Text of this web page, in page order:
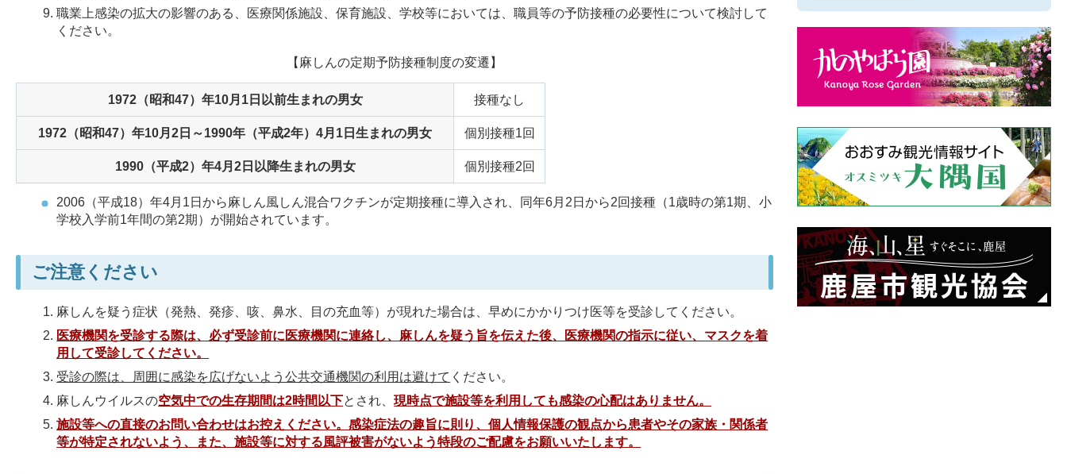
職業上感染の拡大の影響のある、医療関係施設、保育施設、学校等においては、職員等の予防接種の必要性について検討して
ください。
【麻しんの定期予防接種制度の変遷】
1972（昭和47）年10月1日以前生まれの男女 接種なし
1972（昭和47）年10月2日～1990年（平成2年）4月1日生まれの男女 個別接種1回
1990（平成2）年4月2日以降生まれの男女 個別接種2回
2006（平成18）年4月1日から麻しん風しん混合ワクチンが定期接種に導入され、同年6月2日から2回接種（1歳時の第1期、小
学校入学前1年間の第2期）が開始されています。
ご注意ください
麻しんを疑う症状（発熱、発疹、咳、鼻水、目の充血等）が現れた場合は、早めにかかりつけ医等を受診してください。
医療機関を受診する際は、必ず受診前に医療機関に連絡し、麻しんを疑う旨を伝えた後、医療機関の指示に従い、マスクを着
用して受診してください。
受診の際は、周囲に感染を広げないよう公共交通機関の利用は避けて ください。
麻しんウイルスの空気中での生存期間は2時間以下とされ、現時点で施設等を利用しても感染の心配はありません。
施設等への直接のお問い合わせはお控えください。感染症法の趣旨に則り、個人情報保護の観点から患者やその家族・関係者
等が特定されないよう、また、施設等に対する風評被害がないよう特段のご配慮をお願いいたします。